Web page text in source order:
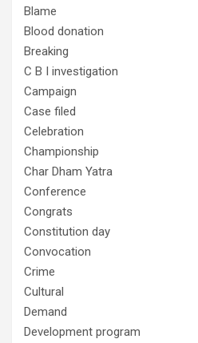
Blame
Blood donation
Breaking
C B I investigation
Campaign
Case filed
Celebration
Championship
Char Dham Yatra
Conference
Congrats
Constitution day
Convocation
Crime
Cultural
Demand
Development program